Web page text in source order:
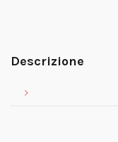
Descrizione